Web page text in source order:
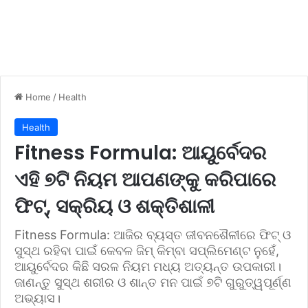
Home / Health
Health
Fitness Formula: ଆୟୁର୍ବେଦର
ଏହି ୭ଟି ନିୟମ ଆପଣଙ୍କୁ କରିପାରେ
ଫିଟ୍, ସକ୍ରିୟ ଓ ଶକ୍ତିଶାଳୀ
Fitness Formula: ଆଜିର ବ୍ୟସ୍ତ ଜୀବନଶୈଳୀରେ ଫିଟ୍ ଓ
ସୁସ୍ଥ ରହିବା ପାଇଁ କେବଳ ଜିମ୍ କିମ୍ବା ସପ୍ଲିମେଣ୍ଟ ନୁହେଁ,
ଆୟୁର୍ବେଦର କିଛି ସରଳ ନିୟମ ମଧ୍ୟ ଅତ୍ୟନ୍ତ ଉପକାରୀ।
ଜାଣନ୍ତୁ ସୁସ୍ଥ ଶରୀର ଓ ଶାନ୍ତ ମନ ପାଇଁ ୭ଟି ଗୁରୁତ୍ୱପୂର୍ଣ୍ଣ
ଅଭ୍ୟାସ।